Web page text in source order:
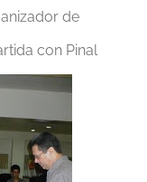
de
con Pinal